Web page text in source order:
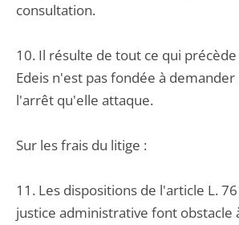
consultation.
10. Il résulte de tout ce qui
Edeis n'est pas fondée à
l'arrêt qu'elle attaque.
Sur les frais du litige :
11. Les dispositions de l'article L.
justice administrative font obstacle